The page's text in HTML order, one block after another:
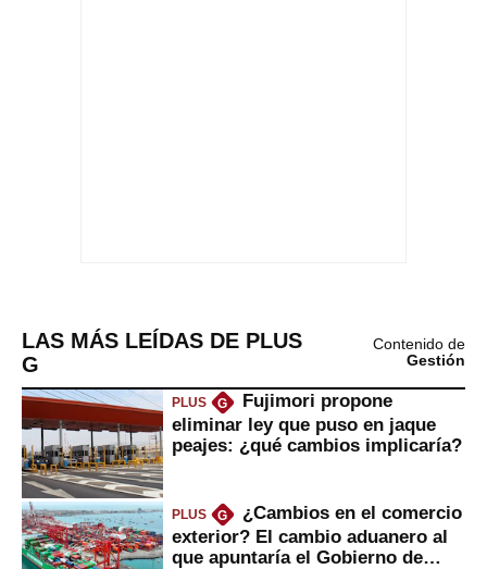
LAS MÁS LEÍDAS DE PLUS
G
Contenido de
Gestión
PLUS G
Fujimori propone
eliminar ley que puso en jaque
peajes: ¿qué cambios implicaría?
PLUS G
¿Cambios en el comercio
exterior? El cambio aduanero al
que apuntaría el Gobierno de